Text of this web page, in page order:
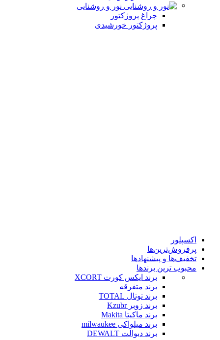
نور و روشنایی
چراغ پروژکتور
پروژکتور خورشیدی
اکسپلور
پرفروش‌ترین‌ها
تخفیف‌ها و پیشنهادها
محبوب ترین برندها
برند ایکس کورت XCORT
برند متفرقه
برند توتال TOTAL
برند زوبر Kzubr
برند ماکیتا Makita
برند میلواکی milwaukee
برند دیوالت DEWALT